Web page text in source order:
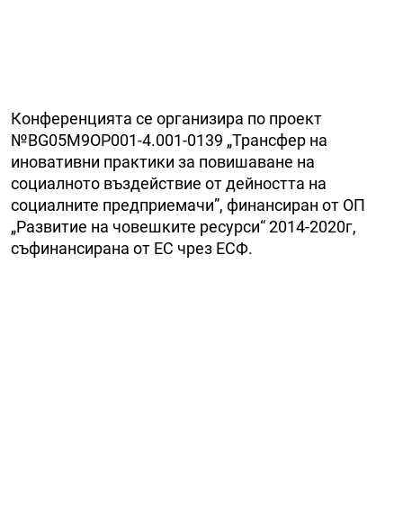
Конференцията се организира по проект
№BG05M9OP001-4.001-0139 „Трансфер на
иновативни практики за повишаване на
социалното въздействие от дейността на
социалните предприемачи”, финансиран от ОП
„Развитие на човешките ресурси“ 2014-2020г,
съфинансирана от ЕС чрез ЕСФ.